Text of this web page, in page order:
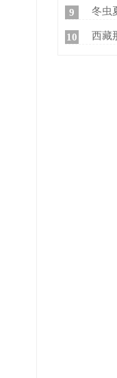
9 冬虫
10 西藏